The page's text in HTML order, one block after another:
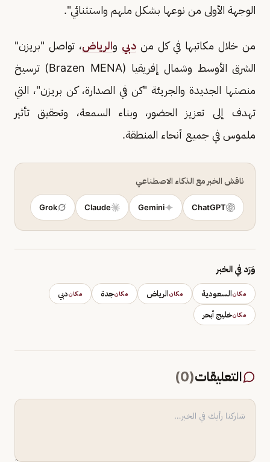
الوجهة الأولى من نوعها بشكل ملهم واستثنائي".
من خلال مكاتبها في كل من دبي والرياض، تواصل "بريزن"
الشرق الأوسط وشمال إفريقيا (Brazen MENA) ترسيخ
منصتها الجديدة والجريئة "كن في الصدارة، كن بريزن"، التي
تهدف إلى تعزيز الحضور، وبناء السمعة، وتحقيق تأثير
ملموس في جميع أنحاء المنطقة.
ناقش الخبر مع الذكاء الاصطناعي
ChatGPT
Gemini
Claude
Grok
وَرَد في الخبر
مكانالسعودية مكانالرياض مكانجدة مكاندبي
مكانخليج أبحر
التعليقات(
0
)